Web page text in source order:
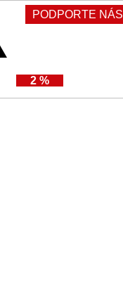
PODPORTE NÁS
2 %